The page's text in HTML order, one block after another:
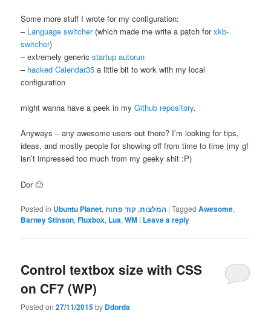
Some more stuff I wrote for my configuration:
– Language switcher(which made me write a patch forxkb-
switcher)
– extremely genericstartupautorun
– hacked Calendar35 a little bit to work with my local
configuration
might wanna have a peek in myGithub repository.
Anyways – any awesome users out there? I’m looking for tips,
ideas, and mostly people for showing off from time to time (my gf
isn’t impressed too much from my geeky shit :P)
Dor 🙂
Posted in Ubuntu Planet, המלצות, קוד פתוח |Tagged Awesome,
Barney Stinson,Fluxbox, Lua,WM | Leave a reply
Control textbox size with CSS
on CF7 (WP)
Posted on27/11/2015by Ddorda